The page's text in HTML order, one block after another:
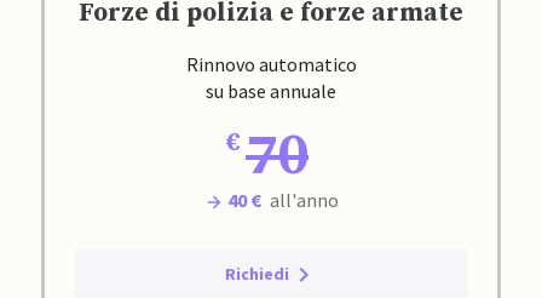
Forze di polizia e forze armate
Rinnovo automatico
su base annuale
70
40 € all'anno
Richiedi